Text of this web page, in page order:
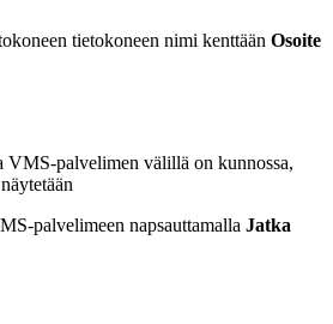
tietokoneen nimi kenttään Osoite
VMS-palvelimen välillä on kunnossa,
näytetään
palvelimeen napsauttamalla Jatka